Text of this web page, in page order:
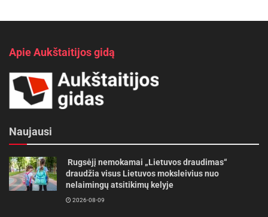
Apie Aukštaitijos gidą
Naujausi
Rugsėjį nemokamai „Lietuvos draudimas“
draudžia visus Lietuvos moksleivius nuo
nelaimingų atsitikimų kelyje
2026-08-09